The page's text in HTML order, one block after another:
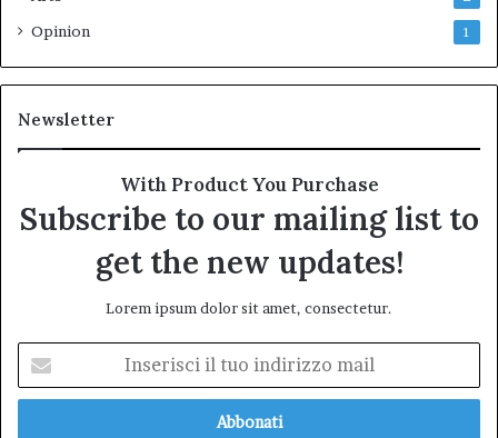
Opinion 1
Newsletter
With Product You Purchase
Subscribe to our mailing list to
get the new updates!
Lorem ipsum dolor sit amet, consectetur.
tuo